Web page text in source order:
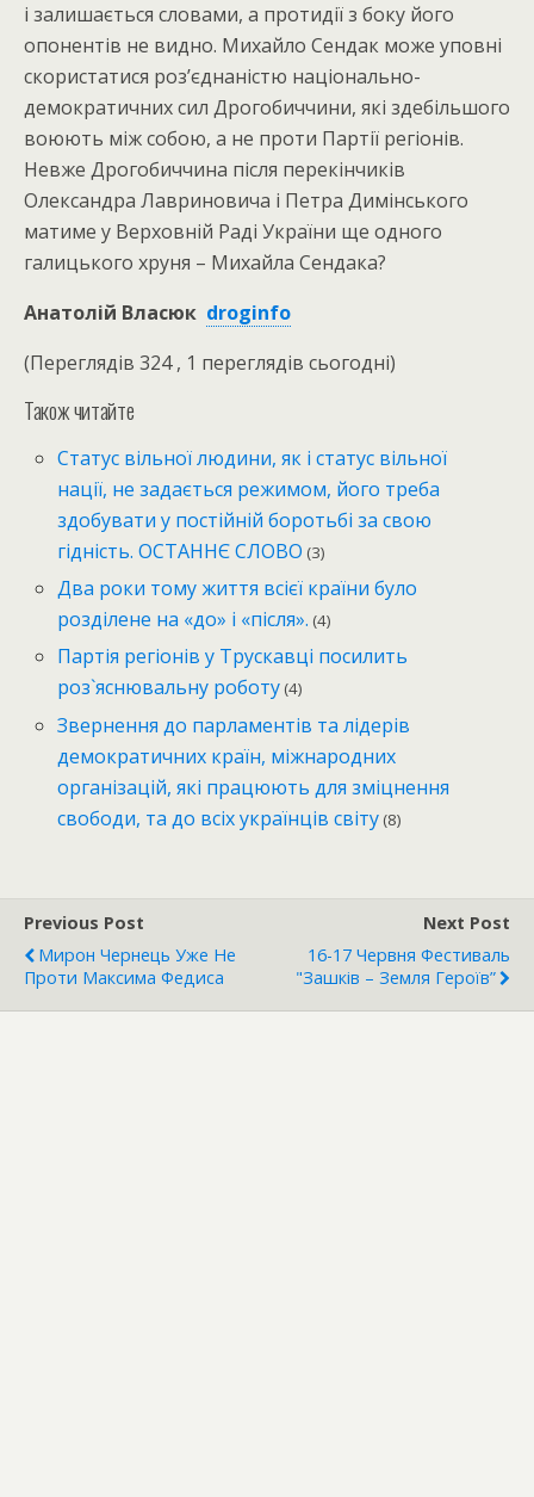
і залишається словами, а протидії з боку його
опонентів не видно. Михайло Сендак може уповні
скористатися роз’єднаністю національно-
демократичних сил Дрогобиччини, які здебільшого
воюють між собою, а не проти Партії регіонів.
Невже Дрогобиччина після перекінчиків
Олександра Лавриновича і Петра Димінського
матиме у Верховній Раді України ще одного
галицького хруня – Михайла Сендака?
Анатолій Власюк droginfo
(Переглядів 324 , 1 переглядів сьогодні)
Також читайте
Статус вільної людини, як і статус вільної
нації, не задається режимом, його треба
здобувати у постійній боротьбі за свою
гідність. ОСТАННЄ СЛОВО (3)
Два роки тому життя всієї країни було
розділене на «до» і «після». (4)
Партія регіонів у Трускавці посилить
роз`яснювальну роботу (4)
Звернення до парламентів та лідерів
демократичних країн, міжнародних
організацій, які працюють для зміцнення
свободи, та до всіх українців світу (8)
Previous Post
Мирон Чернець Уже Не
Проти Максима Федиса
Next Post
16-17 Червня Фестиваль
"Зашків – Земля Героїв”